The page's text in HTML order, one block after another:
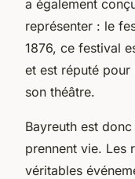
a également
représenter : le
1876, ce festival
et est réputé pour
son théâtre.
Bayreuth est
prennent vie. Les
véritables